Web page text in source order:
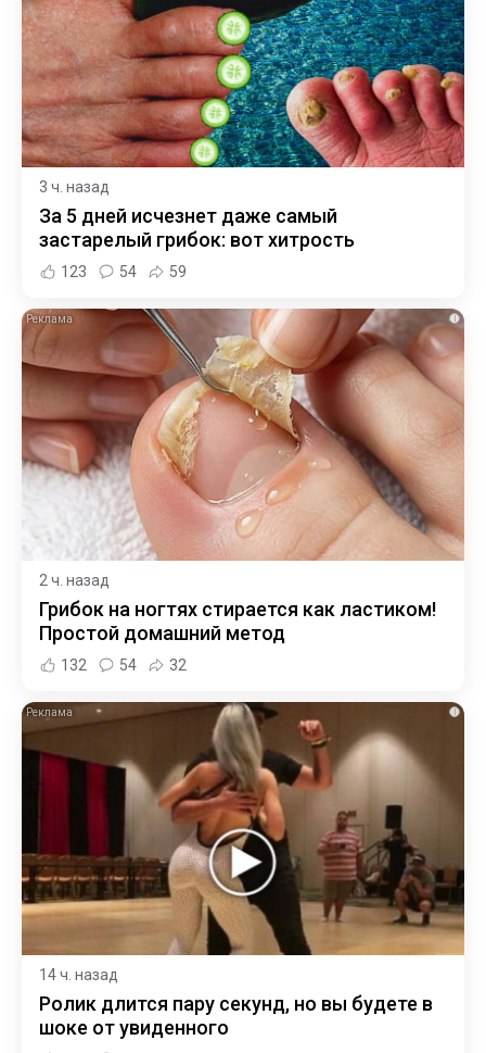
3 ч. назад
За 5 дней исчезнет даже самый
застарелый грибок: вот хитрость
123 54 59
i
2 ч. назад
Грибок на ногтях стирается как ластиком!
Простой домашний метод
132 54 32
i
14 ч. назад
Ролик длится пару секунд, но вы будете в
шоке от увиденного